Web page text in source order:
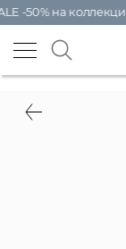
-50% на